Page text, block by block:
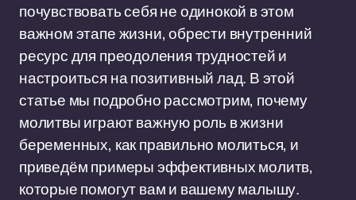
почувствовать себя не одинокой в этом
важном этапе жизни, обрести внутренний
ресурс для преодоления трудностей и
настроиться на позитивный лад. В этой
статье мы подробно рассмотрим, почему
молитвы играют важную роль в жизни
беременных, как правильно молиться, и
приведём примеры эффективных молитв,
которые помогут вам и вашему малышу.